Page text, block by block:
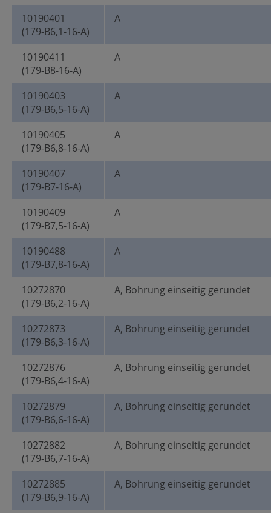
10190401
(179-B6,1-16-A)
A
10190411
(179-B8-16-A)
A
10190403
(179-B6,5-16-A)
A
10190405
(179-B6,8-16-A)
A
10190407
(179-B7-16-A)
A
10190409
(179-B7,5-16-A)
A
10190488
(179-B7,8-16-A)
A
10272870
(179-B6,2-16-A)
A, Bohrung einseitig gerundet
10272873
(179-B6,3-16-A)
A, Bohrung einseitig gerundet
10272876
(179-B6,4-16-A)
A, Bohrung einseitig gerundet
10272879
(179-B6,6-16-A)
A, Bohrung einseitig gerundet
10272882
(179-B6,7-16-A)
A, Bohrung einseitig gerundet
10272885
(179-B6,9-16-A)
A, Bohrung einseitig gerundet